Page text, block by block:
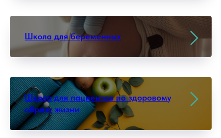
Школа для беременных
Школа для пациентов по здоровому
образу жизни